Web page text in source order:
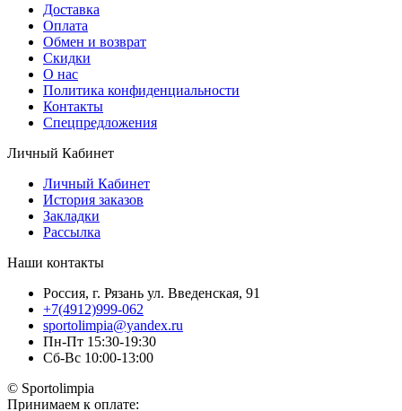
Доставка
Оплата
Обмен и возврат
Скидки
О нас
Политика конфиденциальности
Контакты
Спецпредложения
Личный Кабинет
Личный Кабинет
История заказов
Закладки
Рассылка
Наши контакты
Россия, г. Рязань ул. Введенская, 91
+7(4912)999-062
sportolimpia@yandex.ru
Пн-Пт 15:30-19:30
Сб-Вс 10:00-13:00
© Sportolimpia
Принимаем к оплате: